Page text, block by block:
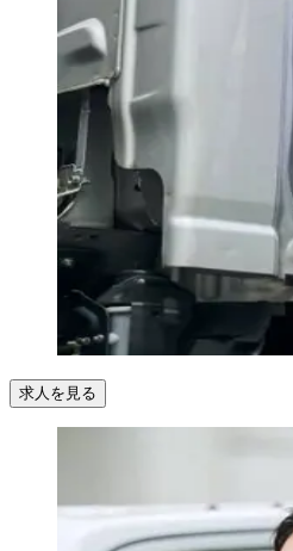
求人を見る